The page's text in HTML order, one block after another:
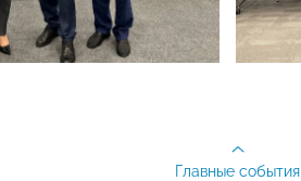
Главные события